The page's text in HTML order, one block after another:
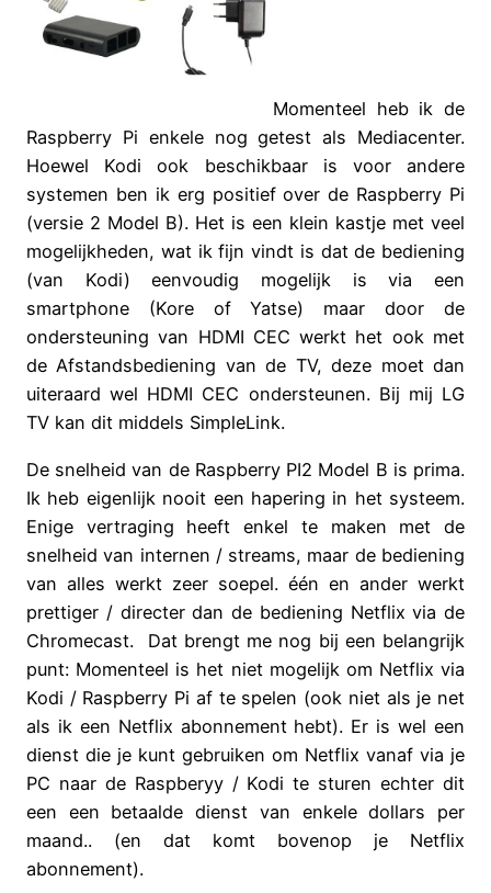
Momenteel heb ik de
Raspberry Pi enkele nog getest als Mediacenter.
Hoewel Kodi ook beschikbaar is voor andere
systemen ben ik erg positief over de Raspberry Pi
(versie 2 Model B). Het is een klein kastje met veel
mogelijkheden, wat ik fijn vindt is dat de bediening
(van Kodi) eenvoudig mogelijk is via een
smartphone (Kore of Yatse) maar door de
ondersteuning van HDMI CEC werkt het ook met
de Afstandsbediening van de TV, deze moet dan
uiteraard wel HDMI CEC ondersteunen. Bij mij LG
TV kan dit middels SimpleLink.
De snelheid van de Raspberry PI2 Model B is prima.
Ik heb eigenlijk nooit een hapering in het systeem.
Enige vertraging heeft enkel te maken met de
snelheid van internen / streams, maar de bediening
van alles werkt zeer soepel. één en ander werkt
prettiger / directer dan de bediening Netflix via de
Chromecast. Dat brengt me nog bij een belangrijk
punt: Momenteel is het niet mogelijk om Netflix via
Kodi / Raspberry Pi af te spelen (ook niet als je net
als ik een Netflix abonnement hebt). Er is wel een
dienst die je kunt gebruiken om Netflix vanaf via je
PC naar de Raspberyy / Kodi te sturen echter dit
een een betaalde dienst van enkele dollars per
maand.. (en dat komt bovenop je Netflix
abonnement).